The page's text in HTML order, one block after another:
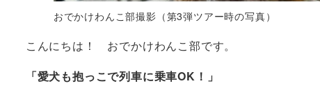
おでかけわんこ部撮影（第3弾ツアー時の写真）
こんにちは！ おでかけわんこ部です。
「愛犬も抱っこで列車に乗車OK！」